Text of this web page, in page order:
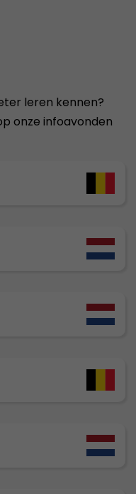
leren kennen?
onze infoavonden